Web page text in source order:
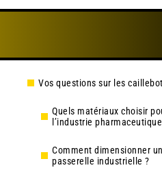
Vos questions sur les
Quels matériaux choisir
l’industrie
Comment dimensionner
passerelle industrielle ?